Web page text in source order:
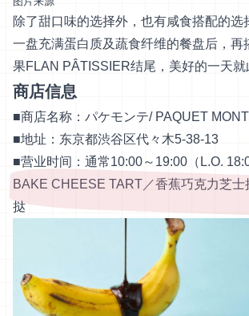
除了甜口味的选择外，也有咸食搭配的选
一盘充满蛋白质及蔬食纤维的餐盘后，再
果FLAN PÂTISSIER结尾，美好的一天就
商店信息
■商店名称：パケモンテ/ PAQUET
■地址：东京都渋谷区代々木5-38-13
■营业时间：通常10:00～19:00（L.O.
BAKE CHEESE TART／香蕉巧克力芝
挞